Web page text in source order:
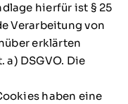
hierfür ist § 25
Verarbeitung von
erklärten
a) DSGVO. Die
haben eine